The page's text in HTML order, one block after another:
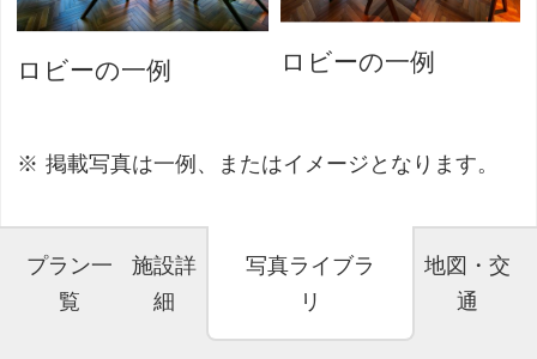
ロビーの一例 ロビーの一例
掲載写真は一例、またはイメージとなります。
プラン一
覧
施設詳
細
写真ライブラ
リ
地図・交
通